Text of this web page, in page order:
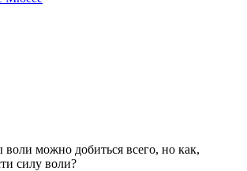
можно добиться всего, но как,
силу воли?